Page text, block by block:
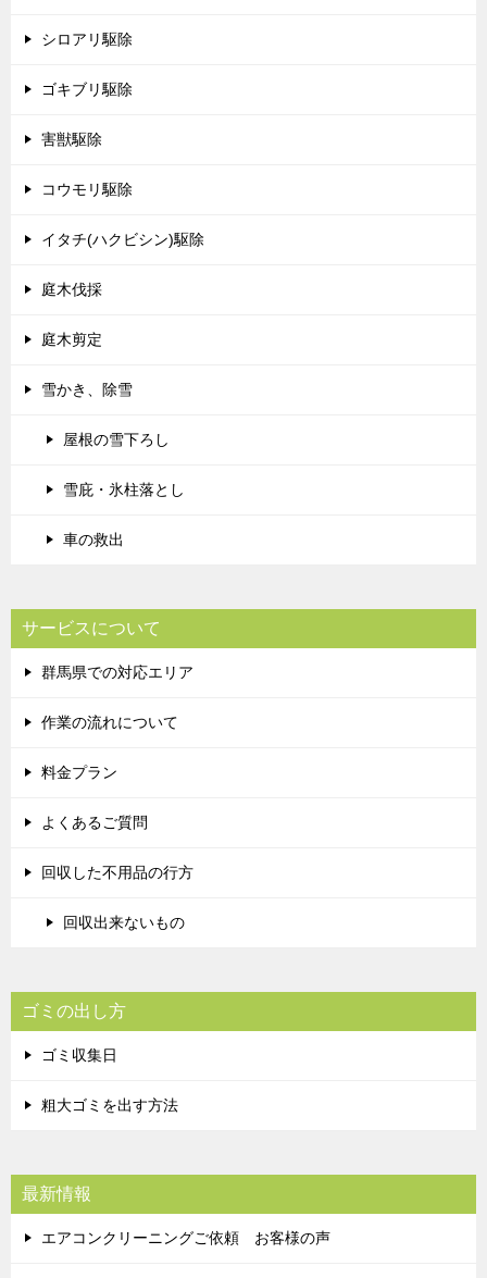
シロアリ駆除
ゴキブリ駆除
害獣駆除
コウモリ駆除
イタチ(ハクビシン)駆除
庭木伐採
庭木剪定
雪かき、除雪
屋根の雪下ろし
雪庇・氷柱落とし
車の救出
サービスについて
群馬県での対応エリア
作業の流れについて
料金プラン
よくあるご質問
回収した不用品の行方
回収出来ないもの
ゴミの出し方
ゴミ収集日
粗大ゴミを出す方法
最新情報
エアコンクリーニングご依頼 お客様の声